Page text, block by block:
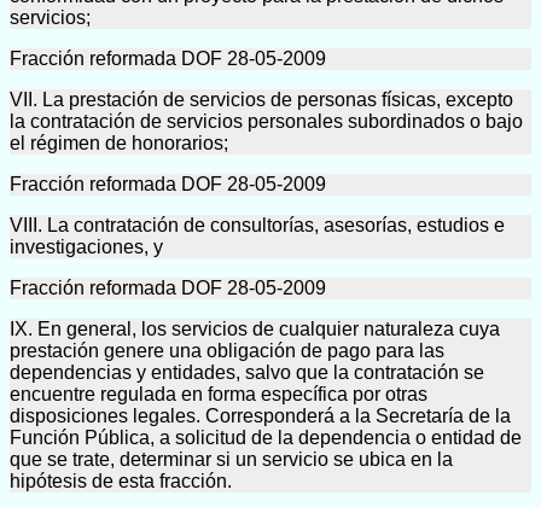
servicios;
Fracción reformada DOF 28-05-2009
VII. La prestación de servicios de personas físicas, excepto
la contratación de servicios personales subordinados o bajo
el régimen de honorarios;
Fracción reformada DOF 28-05-2009
VIII. La contratación de consultorías, asesorías, estudios e
investigaciones, y
Fracción reformada DOF 28-05-2009
IX. En general, los servicios de cualquier naturaleza cuya
prestación genere una obligación de pago para las
dependencias y entidades, salvo que la contratación se
encuentre regulada en forma específica por otras
disposiciones legales. Corresponderá a la Secretaría de la
Función Pública, a solicitud de la dependencia o entidad de
que se trate, determinar si un servicio se ubica en la
hipótesis de esta fracción.